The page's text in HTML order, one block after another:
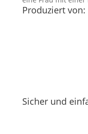
Produziert von:
Sicher und